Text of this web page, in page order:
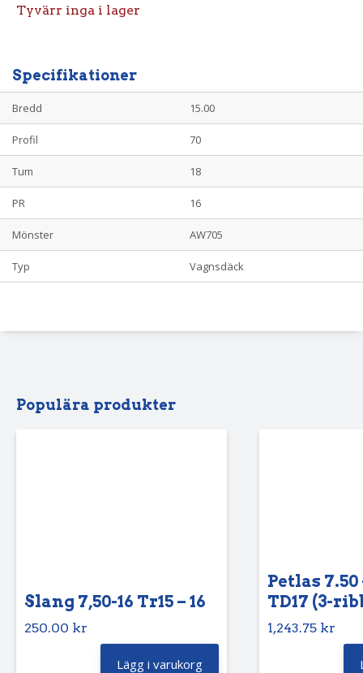
Tyvärr inga i lager
Specifikationer
Bredd 15.00
Profil 70
Tum 18
PR 16
Mönster AW705
Typ Vagnsdäck
Populära produkter
Slang 7,50-16 Tr15 – 16
250.00 kr
Lägg i varukorg
Petlas 7.50
TD17 (3-
1,243.75 kr